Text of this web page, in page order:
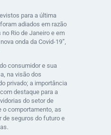
para a última
adiados em razão
Rio de Janeiro e em
onda da Covid-19”,
consumidor e sua
na visão dos
privado; a importância
destaque para a
do setor de
o comportamento, as
de seguros do futuro e